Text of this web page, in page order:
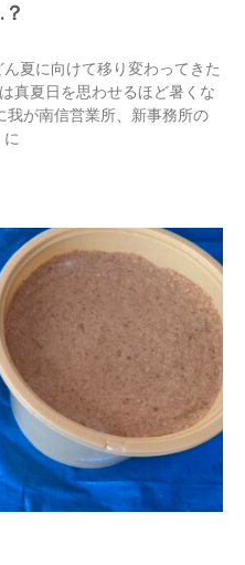
夏に向けて移り変わってきた
真夏日を思わせるほど暑くな
我が南信営業所、新事務所の
に